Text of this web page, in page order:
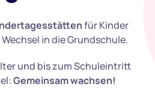
für Kinder
in die Grundschule.
und bis zum Schuleintritt
Gemeinsam wachsen!